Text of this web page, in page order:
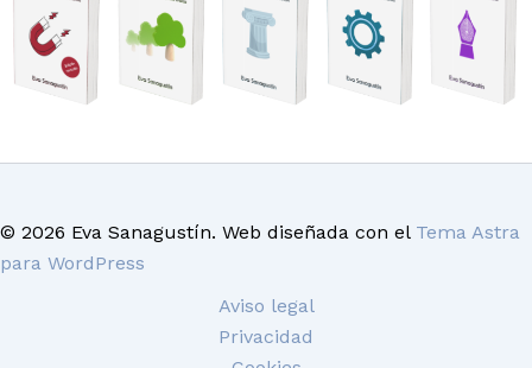
© 2026 Eva Sanagustín. Web diseñada con el Tema Astra
para WordPress
Aviso legal
Privacidad